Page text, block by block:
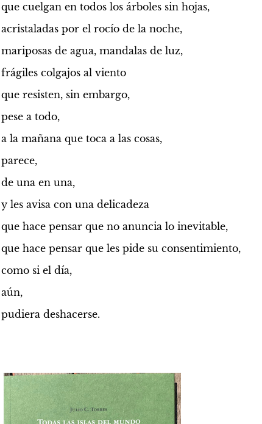
que cuelgan en todos los árboles sin hojas,
acristaladas por el rocío de la noche,
mariposas de agua, mandalas de luz,
frágiles colgajos al viento
que resisten, sin embargo,
pese a todo,
a la mañana que toca a las cosas,
parece,
de una en una,
y les avisa con una delicadeza
que hace pensar que no anuncia lo inevitable,
que hace pensar que les pide su consentimiento,
como si el día,
aún,
pudiera deshacerse.